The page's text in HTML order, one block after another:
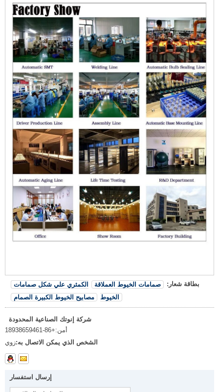
بطاقة شعار: صمامات الخيوط العملاقة
الكمثري علي شكل صمامات
الخيوط
مصابيح الخيوط الكبيرة الصمام
شركة إنوتك الصناعية المحدودة
أمن:+86-18938659461
الشخص الذي يمكن الاتصال به:زوي
إرسال استفسار